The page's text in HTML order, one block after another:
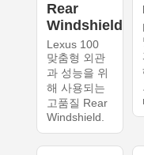
Rear
Windshield
Lexus 100
맞춤형 외관
과 성능을 위
해 사용되는
고품질 Rear
Windshield.